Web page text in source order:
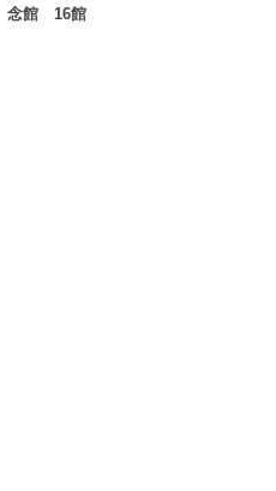
念館 16館